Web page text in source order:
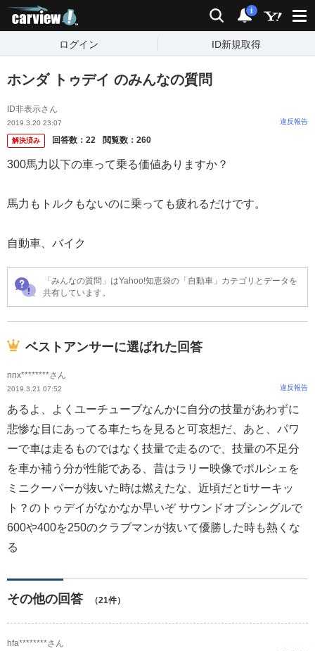
検索 通知
i
ログイン ID新規取得
ホンダ トゥデイ のみんなの質問
ID非表示さん
2019.3.20 23:07 違反報告
解決済み 回答数： 22 閲覧数： 260
300馬力以下の車って乗る価値ありますか？
馬力もトルクもないのに乗っても疲れるだけです。
自動車、バイク
「みんなの質問」はYahoo!知恵袋の「自動車」カテゴリとデータを
共有しています。
ベストアンサーに選ばれた回答
nnx********さん
2019.3.21 07:52 違反報告
あるよ、よくユーチューブなんかに自分の技量があわずに
悲惨な目にあってる車たちを見ると可哀想だ、あと、パワ
ーで車は走るものではなく技量で走るので、技量の不足分
を車か補う分が性能である、昔はラリー映像でポルシェを
ミニクーパーが抜いた時は燃えたな、近頃だとtiサーキッ
ト？のトゥデイがなかなか早いぞ サウンドオブシングルで
600や400を250のクラブマンが抜いて優勝した時も熱くな
る
その他の回答 （21件）
hfa********さん